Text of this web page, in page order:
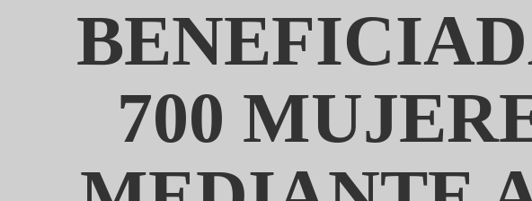
700